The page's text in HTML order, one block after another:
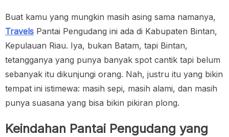
Buat kamu yang mungkin masih asing sama namanya,
Travels Pantai Pengudang ini ada di Kabupaten Bintan,
Kepulauan Riau. Iya, bukan Batam, tapi Bintan,
tetangganya yang punya banyak spot cantik tapi belum
sebanyak itu dikunjungi orang. Nah, justru itu yang bikin
tempat ini istimewa: masih sepi, masih alami, dan masih
punya suasana yang bisa bikin pikiran plong.
Keindahan Pantai Pengudang yang